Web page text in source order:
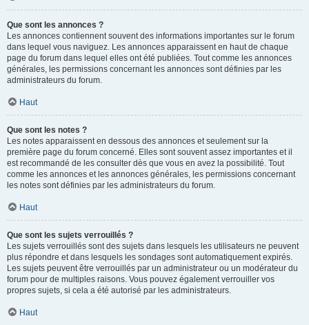
Que sont les annonces ?
Les annonces contiennent souvent des informations importantes sur le forum
dans lequel vous naviguez. Les annonces apparaissent en haut de chaque
page du forum dans lequel elles ont été publiées. Tout comme les annonces
générales, les permissions concernant les annonces sont définies par les
administrateurs du forum.
Haut
Que sont les notes ?
Les notes apparaissent en dessous des annonces et seulement sur la
première page du forum concerné. Elles sont souvent assez importantes et il
est recommandé de les consulter dès que vous en avez la possibilité. Tout
comme les annonces et les annonces générales, les permissions concernant
les notes sont définies par les administrateurs du forum.
Haut
Que sont les sujets verrouillés ?
Les sujets verrouillés sont des sujets dans lesquels les utilisateurs ne peuvent
plus répondre et dans lesquels les sondages sont automatiquement expirés.
Les sujets peuvent être verrouillés par un administrateur ou un modérateur du
forum pour de multiples raisons. Vous pouvez également verrouiller vos
propres sujets, si cela a été autorisé par les administrateurs.
Haut